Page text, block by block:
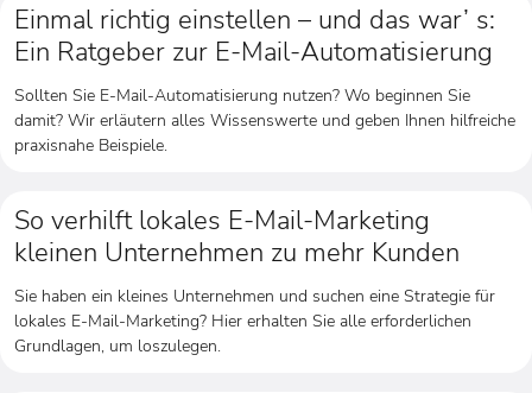
Einmal richtig einstellen – und das war’ s:
Ein Ratgeber zur E-Mail-Automatisierung
Sollten Sie E-Mail-Automatisierung nutzen? Wo beginnen Sie
damit? Wir erläutern alles Wissenswerte und geben Ihnen hilfreiche
praxisnahe Beispiele.
So verhilft lokales E-Mail-Marketing
kleinen Unternehmen zu mehr Kunden
Sie haben ein kleines Unternehmen und suchen eine Strategie für
lokales E-Mail-Marketing? Hier erhalten Sie alle erforderlichen
Grundlagen, um loszulegen.